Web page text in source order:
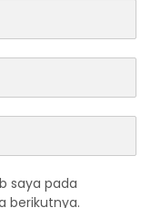
saya pada
berikutnya.